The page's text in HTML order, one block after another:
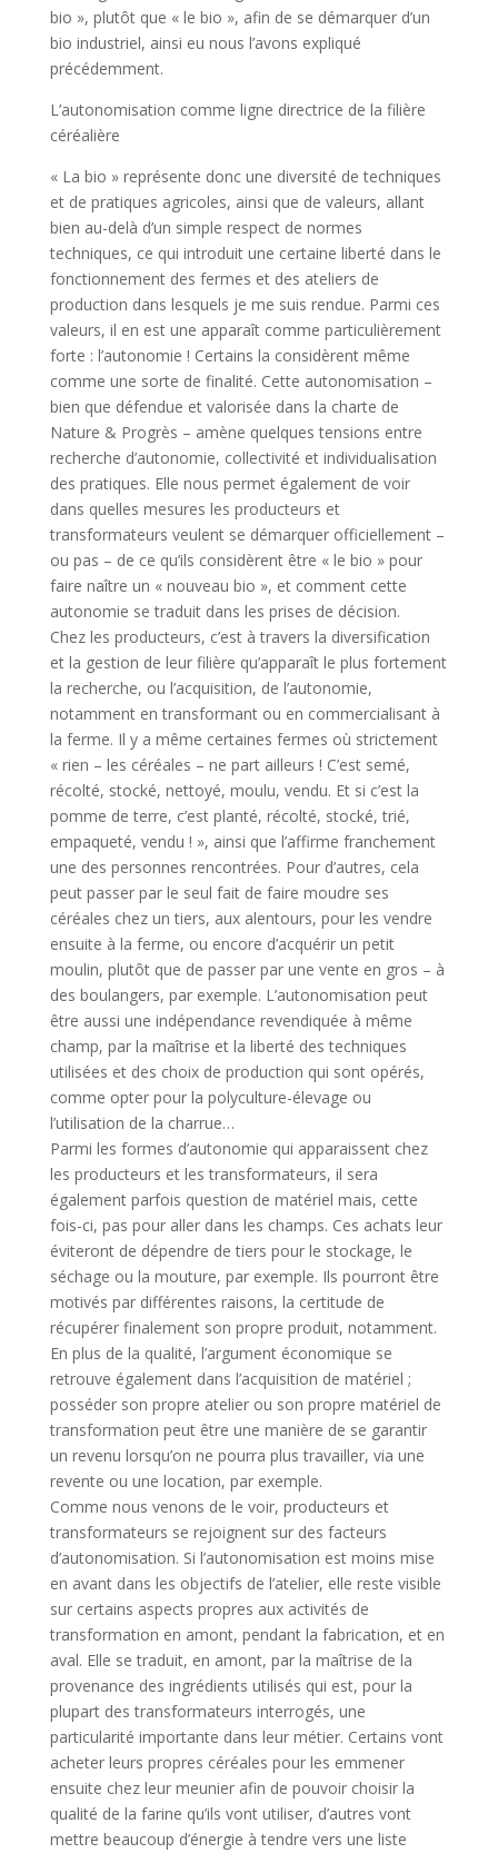
bio », plutôt que « le bio », afin de se démarquer d’un
bio industriel, ainsi eu nous l’avons expliqué
précédemment.
L’autonomisation comme ligne directrice de la filière
céréalière
« La bio » représente donc une diversité de techniques
et de pratiques agricoles, ainsi que de valeurs, allant
bien au-delà d’un simple respect de normes
techniques, ce qui introduit une certaine liberté dans le
fonctionnement des fermes et des ateliers de
production dans lesquels je me suis rendue. Parmi ces
valeurs, il en est une apparaît comme particulièrement
forte : l’autonomie ! Certains la considèrent même
comme une sorte de finalité. Cette autonomisation –
bien que défendue et valorisée dans la charte de
Nature & Progrès – amène quelques tensions entre
recherche d’autonomie, collectivité et individualisation
des pratiques. Elle nous permet également de voir
dans quelles mesures les producteurs et
transformateurs veulent se démarquer officiellement –
ou pas – de ce qu’ils considèrent être « le bio » pour
faire naître un « nouveau bio », et comment cette
autonomie se traduit dans les prises de décision.
Chez les producteurs, c’est à travers la diversification
et la gestion de leur filière qu’apparaît le plus fortement
la recherche, ou l’acquisition, de l’autonomie,
notamment en transformant ou en commercialisant à
la ferme. Il y a même certaines fermes où strictement
« rien – les céréales – ne part ailleurs ! C’est semé,
récolté, stocké, nettoyé, moulu, vendu. Et si c’est la
pomme de terre, c’est planté, récolté, stocké, trié,
empaqueté, vendu ! », ainsi que l’affirme franchement
une des personnes rencontrées. Pour d’autres, cela
peut passer par le seul fait de faire moudre ses
céréales chez un tiers, aux alentours, pour les vendre
ensuite à la ferme, ou encore d’acquérir un petit
moulin, plutôt que de passer par une vente en gros – à
des boulangers, par exemple. L’autonomisation peut
être aussi une indépendance revendiquée à même
champ, par la maîtrise et la liberté des techniques
utilisées et des choix de production qui sont opérés,
comme opter pour la polyculture-élevage ou
l’utilisation de la charrue…
Parmi les formes d’autonomie qui apparaissent chez
les producteurs et les transformateurs, il sera
également parfois question de matériel mais, cette
fois-ci, pas pour aller dans les champs. Ces achats leur
éviteront de dépendre de tiers pour le stockage, le
séchage ou la mouture, par exemple. Ils pourront être
motivés par différentes raisons, la certitude de
récupérer finalement son propre produit, notamment.
En plus de la qualité, l’argument économique se
retrouve également dans l’acquisition de matériel ;
posséder son propre atelier ou son propre matériel de
transformation peut être une manière de se garantir
un revenu lorsqu’on ne pourra plus travailler, via une
revente ou une location, par exemple.
Comme nous venons de le voir, producteurs et
transformateurs se rejoignent sur des facteurs
d’autonomisation. Si l’autonomisation est moins mise
en avant dans les objectifs de l’atelier, elle reste visible
sur certains aspects propres aux activités de
transformation en amont, pendant la fabrication, et en
aval. Elle se traduit, en amont, par la maîtrise de la
provenance des ingrédients utilisés qui est, pour la
plupart des transformateurs interrogés, une
particularité importante dans leur métier. Certains vont
acheter leurs propres céréales pour les emmener
ensuite chez leur meunier afin de pouvoir choisir la
qualité de la farine qu’ils vont utiliser, d’autres vont
mettre beaucoup d’énergie à tendre vers une liste